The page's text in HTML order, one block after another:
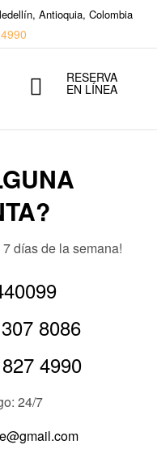
Antioquia, Colombia
RESERVA
EN LÍNEA
días de la semana!
8086
4990
24/7